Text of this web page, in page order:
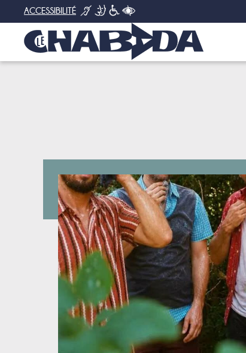
ACCESSIBILITÉ